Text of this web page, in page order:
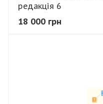
редакція 6
18 000 грн